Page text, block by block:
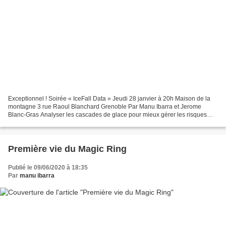
Exceptionnel ! Soirée « IceFall Data » Jeudi 28 janvier à 20h Maison de la
montagne 3 rue Raoul Blanchard Grenoble Par Manu Ibarra et Jerome
Blanc-Gras Analyser les cascades de glace pour mieux gérer les risques
Première vie du Magic Ring
Publié le 09/06/2020 à 18:35
Par manu ibarra